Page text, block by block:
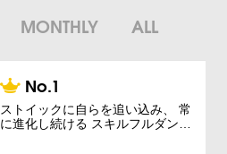
MONTHLY ALL
ストイックに自らを追い込み、 常
に進化し続ける スキルフルダン…